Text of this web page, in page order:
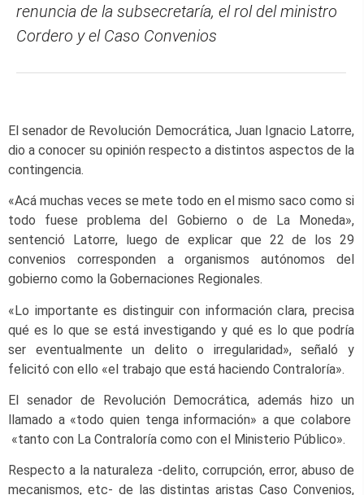
renuncia de la subsecretaría, el rol del ministro
Cordero y el Caso Convenios
El senador de Revolución Democrática, Juan Ignacio Latorre,
dio a conocer su opinión respecto a distintos aspectos de la
contingencia.
«Acá muchas veces se mete todo en el mismo saco como si
todo fuese problema del Gobierno o de La Moneda»,
sentenció Latorre, luego de explicar que 22 de los 29
convenios corresponden a organismos autónomos del
gobierno como la Gobernaciones Regionales.
«Lo importante es distinguir con información clara, precisa
qué es lo que se está investigando y qué es lo que podría
ser eventualmente un delito o irregularidad», señaló y
felicitó con ello «el trabajo que está haciendo Contraloría».
El senador de Revolución Democrática, además hizo un
llamado a «todo quien tenga información» a que colabore
«tanto con La Contraloría como con el Ministerio Público».
Respecto a la naturaleza -delito, corrupción, error, abuso de
mecanismos, etc- de las distintas aristas Caso Convenios,